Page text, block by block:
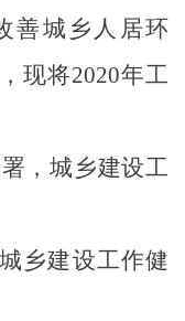
善城乡人居环
现将2020年工
，城乡建设工
乡建设工作健